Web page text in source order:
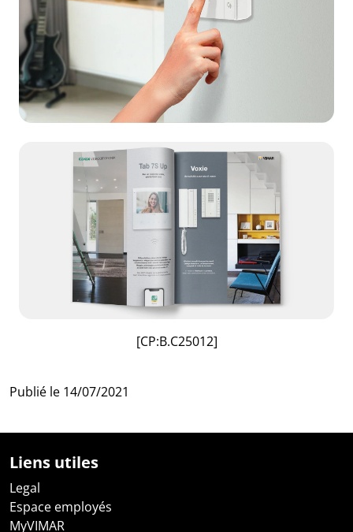
[CP:B.C25012]
Publié le 14/07/2021
Liens utiles
Legal
Espace employés
MyVIMAR